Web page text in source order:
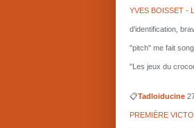
YVES BOISSET -
d'identification,
"pitch" me fait
"Les jeux du
📋Tadloiducine
PREMIÈRE